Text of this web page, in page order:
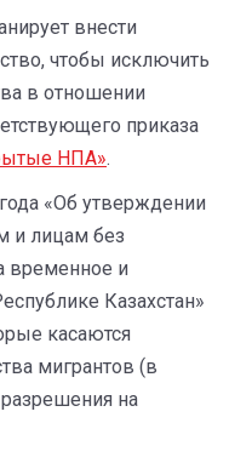
внести
чтобы исключить
в отношении
приказа
НПА».
«Об утверждении
и лицам без
временное и
Казахстан»
касаются
мигрантов (в
на